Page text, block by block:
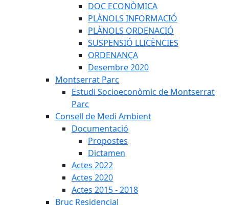
DOC ECONÒMICA
PLÀNOLS INFORMACIÓ
PLÀNOLS ORDENACIÓ
SUSPENSIÓ LLICÈNCIES
ORDENANÇA
Desembre 2020
Montserrat Parc
Estudi Socioeconòmic de Montserrat
Parc
Consell de Medi Ambient
Documentació
Propostes
Dictamen
Actes 2022
Actes 2020
Actes 2015 - 2018
Bruc Residencial